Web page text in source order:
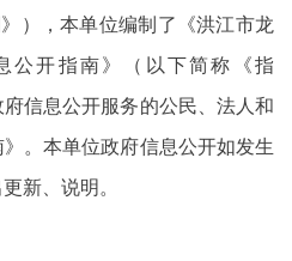
），本单位编制了《洪江市龙
公开指南》（以下简称《指
信息公开服务的公民、法人和
。本单位政府信息公开如发生
新、说明。